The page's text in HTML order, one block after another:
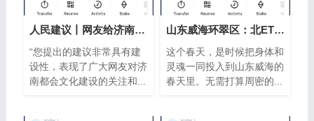
人民建议丨网友给济南文旅“支以太坊钱
“您提出的建议非常具有建
设性，表现了广大网友对济
南都会文化建设的关注和...
山东威海环翠区：北ETH钱包纬37°的春日浪
这个春天，是时候把身体和
灵魂一同投入到山东威海的
春天里。无需打算周密的...